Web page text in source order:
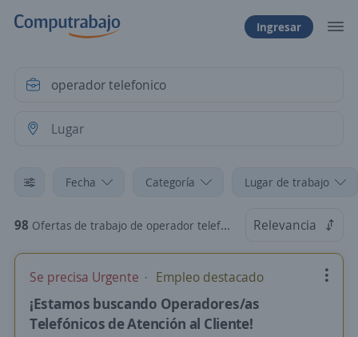
Ingresar
Fecha Categoría Lugar de trabajo
98 Ofertas de trabajo de operador telefonico Relevancia
Se precisa Urgente Empleo destacado
¡Estamos buscando Operadores/as
Telefónicos de Atención al Cliente!